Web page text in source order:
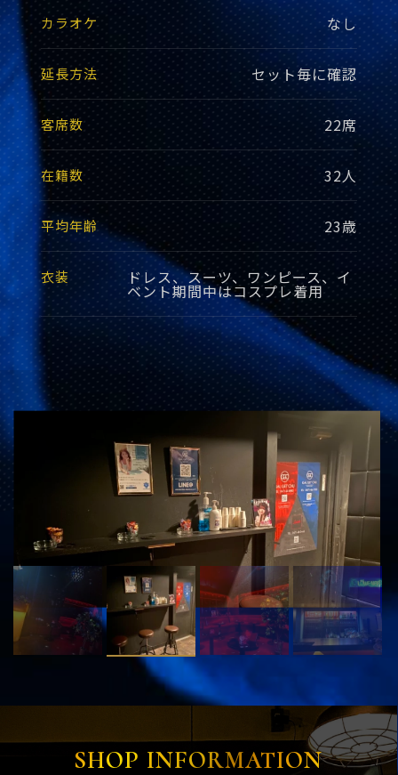
カラオケ なし
延長方法 セット毎に確認
客席数 22席
在籍数 32人
平均年齢 23歳
衣装 ドレス、スーツ、ワンピース、イ
ベント期間中はコスプレ着用
SHOP INFORMATION